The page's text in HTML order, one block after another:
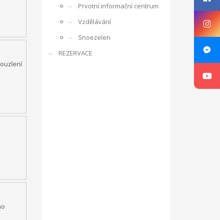
s ostatními účastníky, obdobrníky a lidmi z
je zajímá, co umí apod. V rámci projektu je
listopadu 2016 ve Zlíně v ČR, v organizaci RC
motivace a aktivizace, individuální rozvoj jedince.
své vlastní projekty. Plně se zapojí do
na projekt pro činnost v organizaci.
pracovat v miniškolce, v rámci odpoledních aktivit
Erasmus+.
Prvotní informační centrum
Vzdělávání
Snoezelen
REZERVACE